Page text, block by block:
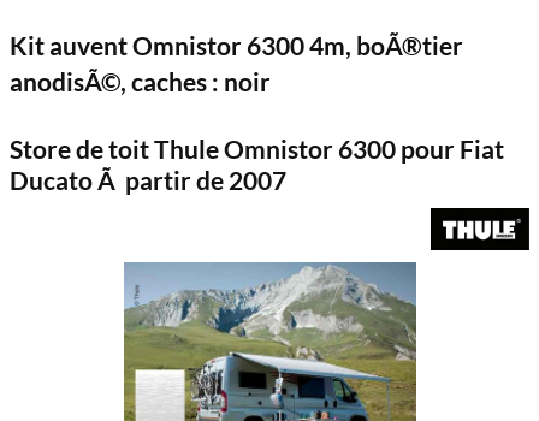
Kit auvent Omnistor 6300 4m, boÃ®tier
anodisÃ©, caches : noir
Store de toit Thule Omnistor 6300 pour Fiat
Ducato Ã partir de 2007